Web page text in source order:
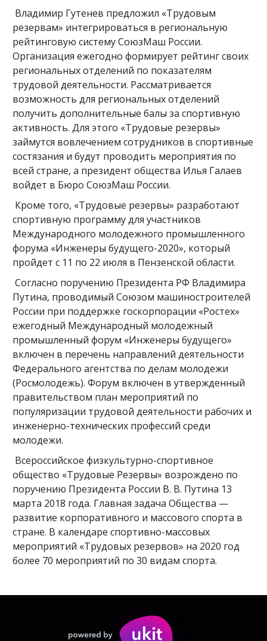
Владимир Гутенев предложил «Трудовым
резервам» интегрироваться в региональную
рейтинговую систему СоюзМаш России.
Организация ежегодно формирует рейтинг своих
региональных отделений по показателям
трудовой деятельности. Рассматривается
возможность для региональных отделений
получить дополнительные балы за спортивную
активность. Для этого «Трудовые резервы»
займутся вовлечением сотрудников в спортивные
состязания и будут проводить мероприятия по
всей стране, а президент общества Илья Галаев
войдет в Бюро СоюзМаш России.
Кроме того, «Трудовые резервы» разработают
спортивную программу для участников
Международного молодежного промышленного
форума «Инженеры будущего-2020», который
пройдет с 11 по 22 июля в Пензенской области.
Согласно поручению Президента РФ Владимира
Путина, проводимый Союзом машиностроителей
России при поддержке госкорпорации «Ростех»
ежегодный Международный молодежный
промышленный форум «Инженеры будущего»
включен в перечень направлений деятельности
Федерального агентства по делам молодежи
(Росмолодежь). Форум включен в утвержденный
правительством план мероприятий по
популяризации трудовой деятельности рабочих и
инженерно-технических профессий среди
молодежи.
Всероссийское физкультурно-спортивное
общество «Трудовые Резервы» возрождено по
поручению Президента России В. В. Путина 13
марта 2018 года. Главная задача Общества —
развитие корпоративного и массового спорта в
стране. В календаре спортивно-массовых
мероприятий «Трудовых резервов» на 2020 год
более 70 мероприятий по 30 видам спорта.